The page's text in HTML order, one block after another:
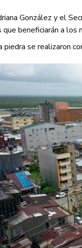
González y el
beneficiarán a los
piedra se realizaron